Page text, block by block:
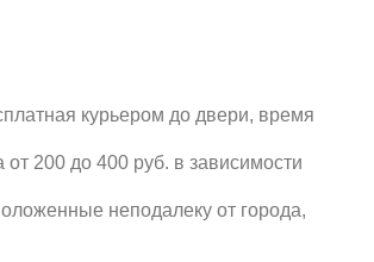
курьером до двери, время
200 до 400 руб. в зависимости
неподалеку от города,